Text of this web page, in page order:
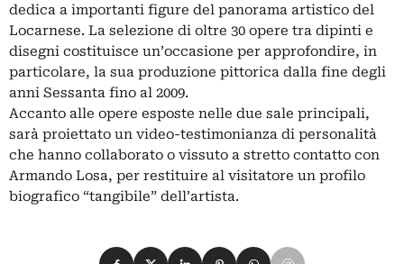
dedica a importanti figure del panorama artistico del
Locarnese. La selezione di oltre 30 opere tra dipinti e
disegni costituisce un’occasione per approfondire, in
particolare, la sua produzione pittorica dalla fine degli
anni Sessanta fino al 2009.
Accanto alle opere esposte nelle due sale principali,
sarà proiettato un video-testimonianza di personalità
che hanno collaborato o vissuto a stretto contatto con
Armando Losa, per restituire al visitatore un profilo
biografico “tangibile” dell’artista.
Condividi su Facebook
Condividi su X
Condividi su LinkedIn
Condividi su Pinterest
Condividi su WhatsApp
Condividi su Email